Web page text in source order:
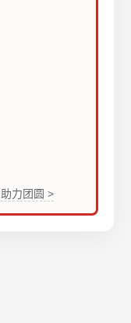
力团圆 >